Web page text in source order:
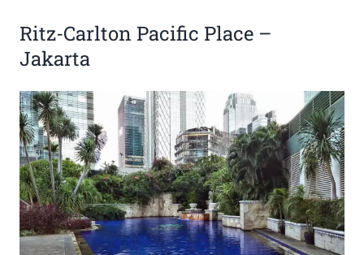
Ritz-Carlton Pacific Place –
Jakarta